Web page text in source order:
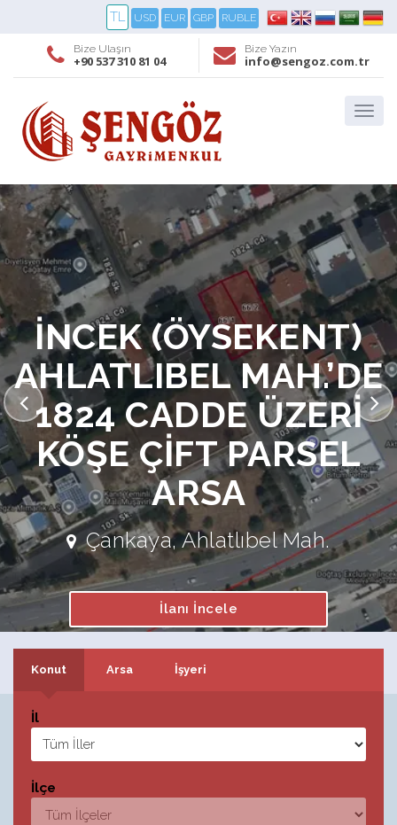
TL USD EUR GBP RUBLE
Bize Ulaşın
+90 537 310 81 04
Bize Yazın
info@sengoz.com.tr
İNCEK (ÖYSEKENT)
AHLATLIBEL MAH.’DE
1824 CADDE ÜZERİ
KÖŞE ÇİFT PARSEL
ARSA
Çankaya, Ahlatlıbel Mah.
İlanı İncele
İlanı İncele
İlanı İncele
Konut Arsa İşyeri
İl
İlçe